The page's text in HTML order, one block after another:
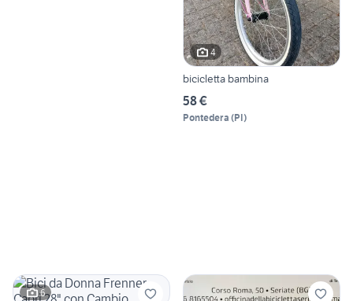
4
bicicletta bambina
58 €
Pontedera (PI)
6